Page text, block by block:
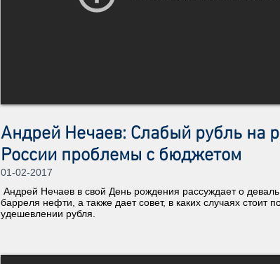
Андрей Нечаев: Слабый рубль на
России проблемы с бюджетом
01-02-2017
Андрей Нечаев в свой День рождения рассуждает о
барреля нефти, а также дает совет, в каких случаях стоит
удешевлении рубля.